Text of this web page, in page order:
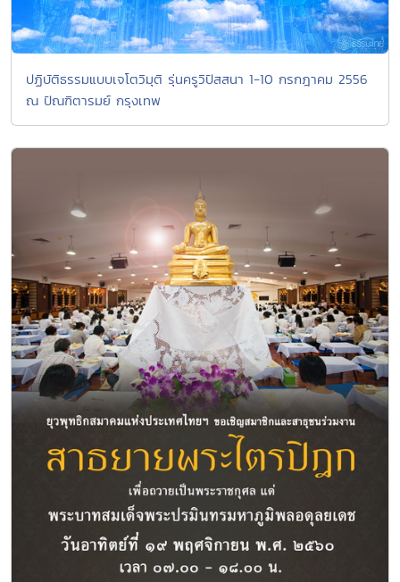
ปฏิบัติธรรมแบบเจโตวิมุติ รุ่นครูวิปัสสนา 1-10 กรกฎาคม 2556
ณ ปัณฑิตารมย์ กรุงเทพ